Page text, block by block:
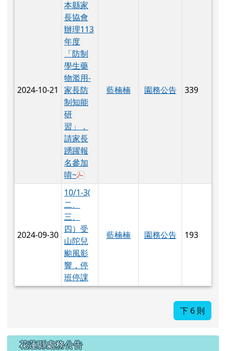
2024-10-21
本縣家
長協會
辦理113
年度
「防制
學生藥
物濫用-
家長防
制知能
研
習」，
請家長
踴躍報
名參加
唷~
藍楠楠 園務公告 339
2024-09-30
10/1-3(
二、
三、
四）受
山陀兒
颱風影
響，停
班停課
藍楠楠 園務公告 193
下 6 則
花蓮縣處務公告